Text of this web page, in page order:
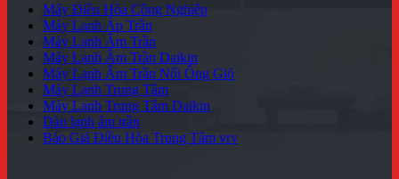
Máy Điều Hòa Công Nghiệp
Máy Lạnh Áp Trần
Máy Lạnh Âm Trần
Máy Lạnh Âm Trần Daikin
Máy Lạnh Âm Trần Nối Ống Gió
Máy Lạnh Trung Tâm
Máy Lạnh Trung Tâm Daikin
Dàn lạnh âm trần
Báo Giá Điều Hòa Trung Tâm vrv